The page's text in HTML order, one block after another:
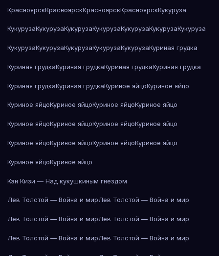
КрасноярскКрасноярскКрасноярскКрасноярскКукуруза
КукурузаКукурузаКукурузаКукурузаКукурузаКукурузаКукуруза
КукурузаКукурузаКукурузаКукурузаКукурузаКуриная грудка
Куриная грудкаКуриная грудкаКуриная грудкаКуриная грудка
Куриная грудкаКуриная грудкаКуриное яйцоКуриное яйцо
Куриное яйцоКуриное яйцоКуриное яйцоКуриное яйцо
Куриное яйцоКуриное яйцоКуриное яйцоКуриное яйцо
Куриное яйцоКуриное яйцоКуриное яйцоКуриное яйцо
Куриное яйцоКуриное яйцо
Кэн Кизи — Над кукушкиным гнездом
Лев Толстой — Война и мирЛев Толстой — Война и мир
Лев Толстой — Война и мирЛев Толстой — Война и мир
Лев Толстой — Война и мирЛев Толстой — Война и мир